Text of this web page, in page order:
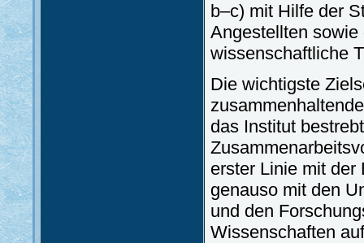
b–c) mit Hilfe der
Angestellten
wissenschaftliche
Die wichtigste
das Institut
erster Linie mit der
genauso mit den
und den
Wissenschaften